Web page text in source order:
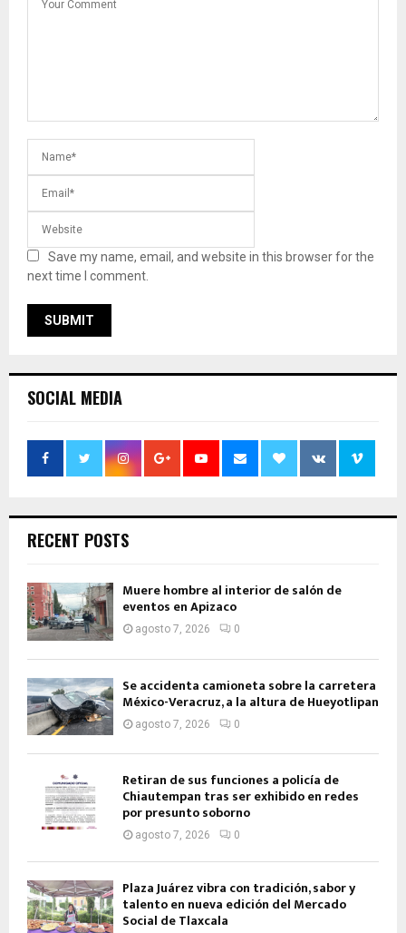
Save my name, email, and website in this browser for the
next time I comment.
SOCIAL MEDIA
RECENT POSTS
Muere hombre al interior de salón de
eventos en Apizaco
agosto 7, 2026 0
Se accidenta camioneta sobre la carretera
México-Veracruz, a la altura de Hueyotlipan
agosto 7, 2026 0
Retiran de sus funciones a policía de
Chiautempan tras ser exhibido en redes
por presunto soborno
agosto 7, 2026 0
Plaza Juárez vibra con tradición, sabor y
talento en nueva edición del Mercado
Social de Tlaxcala